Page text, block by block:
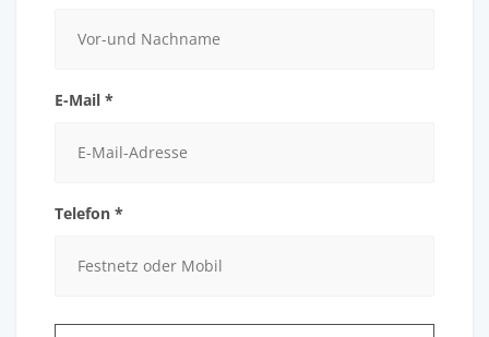
E-Mail *
Telefon *